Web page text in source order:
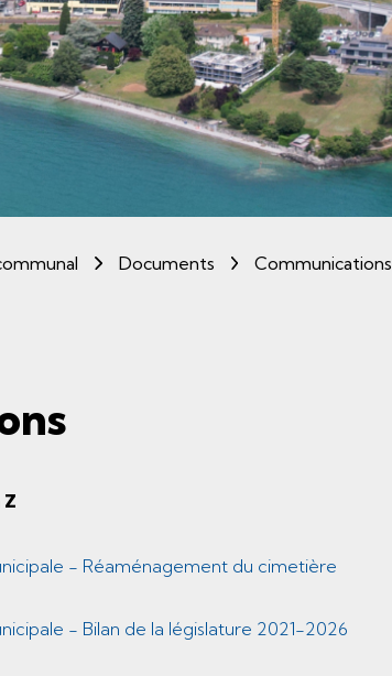
Documents Communications
Z
- Réaménagement du cimetière
- Bilan de la législature 2021-2026